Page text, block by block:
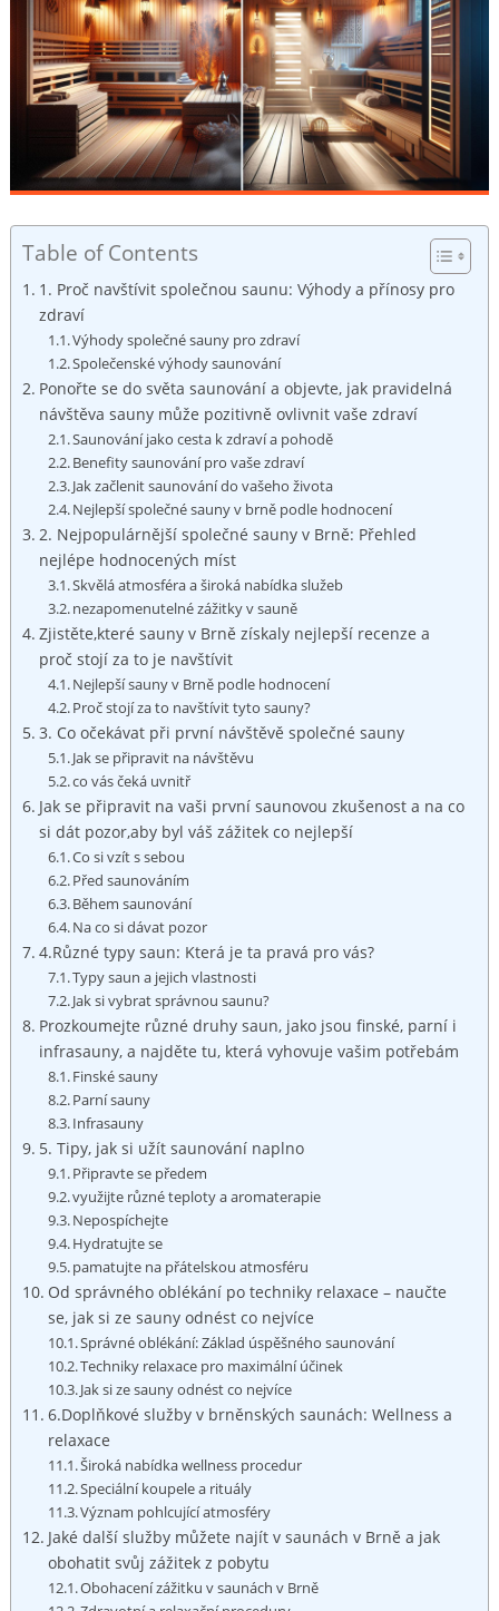
Table of Contents
1. Proč navštívit společnou saunu: Výhody a přínosy pro
zdraví
Výhody společné sauny pro zdraví
Společenské výhody saunování
Ponořte se do světa saunování a objevte, jak pravidelná
návštěva sauny může pozitivně ovlivnit vaše zdraví
Saunování jako cesta k zdraví a pohodě
Benefity saunování pro vaše zdraví
Jak začlenit saunování do vašeho života
Nejlepší společné sauny v brně podle hodnocení
2. Nejpopulárnější společné sauny v Brně: Přehled
nejlépe hodnocených míst
Skvělá atmosféra a široká nabídka služeb
nezapomenutelné zážitky v sauně
Zjistěte,které sauny v Brně získaly nejlepší recenze a
proč stojí za to je navštívit
Nejlepší sauny v Brně podle hodnocení
Proč stojí za to navštívit tyto sauny?
3. Co očekávat při první návštěvě společné sauny
Jak se připravit na návštěvu
co vás čeká uvnitř
Jak se připravit na vaši první saunovou zkušenost a na co
si dát pozor,aby byl váš zážitek co nejlepší
Co si vzít s sebou
Před saunováním
Během saunování
Na co si dávat pozor
4.Různé typy saun: Která je ta pravá pro vás?
Typy saun a jejich vlastnosti
Jak si vybrat správnou saunu?
Prozkoumejte různé druhy saun, jako jsou finské, parní i
infrasauny, a najděte tu, která vyhovuje vašim potřebám
Finské sauny
Parní sauny
Infrasauny
5. Tipy, jak si užít saunování naplno
Připravte se předem
využijte různé teploty a aromaterapie
Nepospíchejte
Hydratujte se
pamatujte na přátelskou atmosféru
Od správného oblékání po techniky relaxace – naučte
se, jak si ze sauny odnést co nejvíce
Správné oblékání: Základ úspěšného saunování
Techniky relaxace pro maximální účinek
Jak si ze sauny odnést co nejvíce
6.Doplňkové služby v brněnských saunách: Wellness a
relaxace
Široká nabídka wellness procedur
Speciální koupele a rituály
Význam pohlcující atmosféry
Jaké další služby můžete najít v saunách v Brně a jak
obohatit svůj zážitek z pobytu
Obohacení zážitku v saunách v Brně